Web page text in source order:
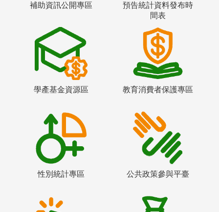
補助資訊公開專區
預告統計資料發布時
間表
學產基金資源區 教育消費者保護專區
性別統計專區 公共政策參與平臺